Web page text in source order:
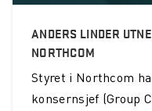
ANDERS LINDER
NORTHCOM
Styret i Northcom
konsernsjef (Group